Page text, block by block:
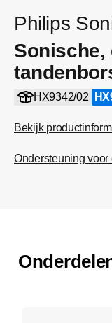
Philips
HX9342/02
Bekijk
Ondersteuning voor